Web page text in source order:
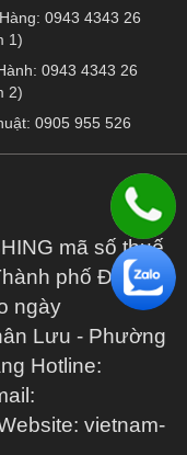
0943 4343 26
1)
0943 4343 26
2)
0905 955 526
mã số thuế
phố Đà
ngày
Lưu - Phường
Hotline:
vietnam-